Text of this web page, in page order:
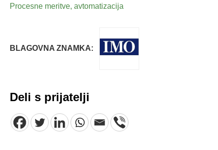
Procesne meritve, avtomatizacija
BLAGOVNA ZNAMKA:
Deli s prijatelji